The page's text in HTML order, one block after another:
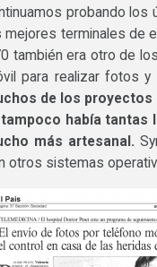
probando los
mejores terminales de
también era otro de
para realizar fotos
de los proyectos
tampoco había tantas
más artesanal.
otros sistemas